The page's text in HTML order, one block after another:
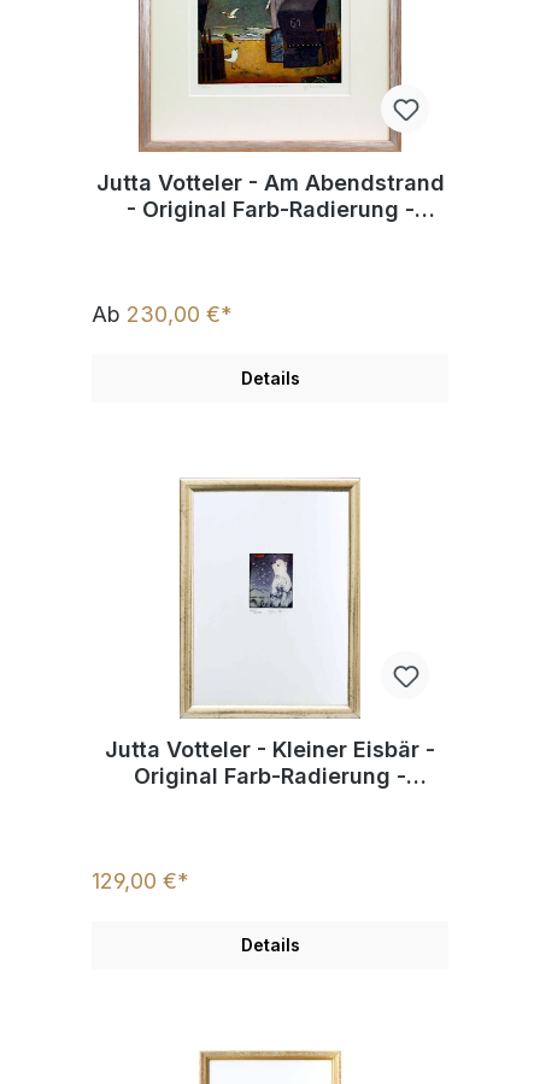
Jutta Votteler - Am Abendstrand
- Original Farb-Radierung -
Ab 230,00 €*
Details
Jutta Votteler - Kleiner Eisbär -
Original Farb-Radierung -
129,00 €*
Details